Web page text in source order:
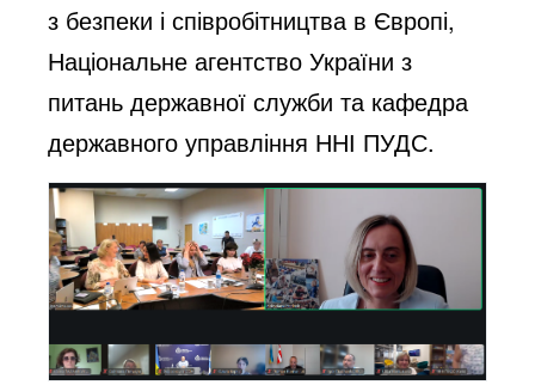
з безпеки і співробітництва в Європі,
Національне агентство України з
питань державної служби та кафедра
державного управління ННІ ПУДС.